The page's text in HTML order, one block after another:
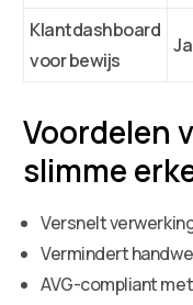
Klantdashboard
voor bewijs
Ja
Voordelen
slimme
Versnelt
Vermindert
AVG-compliant